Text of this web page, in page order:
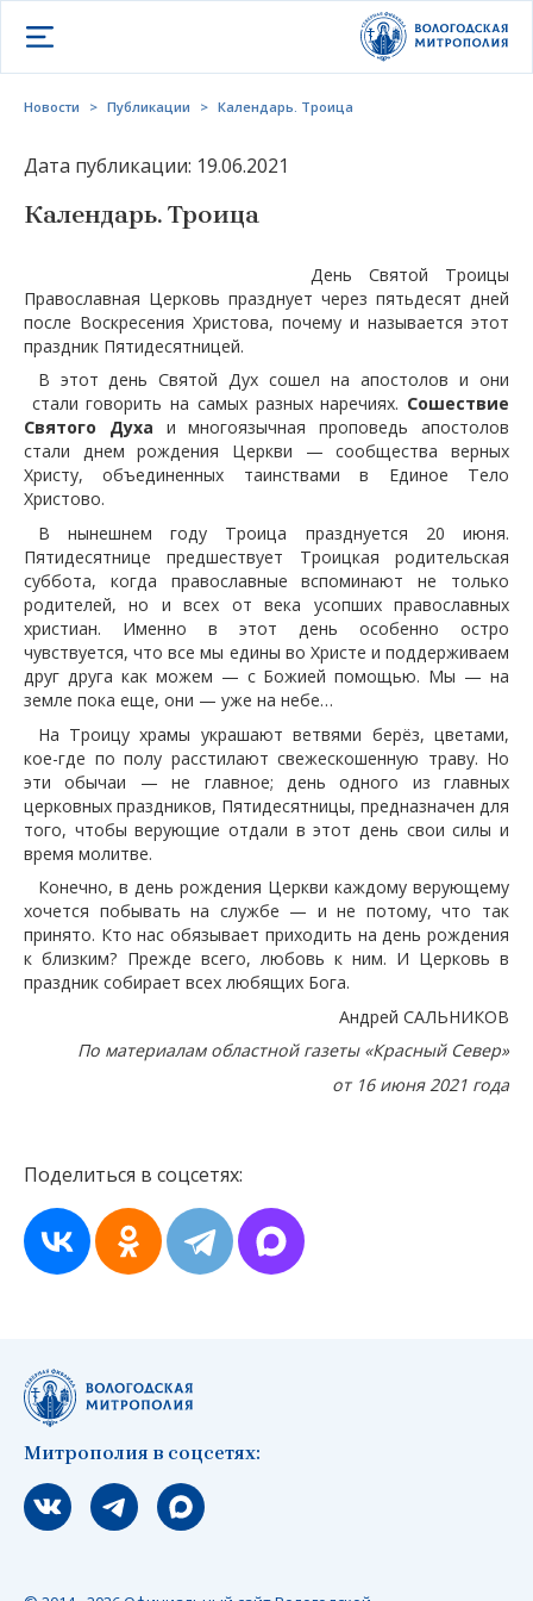
Открыть меню
Новости > Публикации > Календарь. Троица
Дата публикации: 19.06.2021
Календарь. Троица
День Святой Троицы
Православная Церковь празднует через пятьдесят дней
после Воскресения Христова, почему и называется этот
праздник Пятидесятницей.
В этот день Святой Дух сошел на апостолов и они
стали говорить на самых разных наречиях. Сошествие
Святого Духа и многоязычная проповедь апостолов
стали днем рождения Церкви — сообщества верных
Христу, объединенных таинствами в Единое Тело
Христово.
В нынешнем году Троица празднуется 20 июня.
Пятидесятнице предшествует Троицкая родительская
суббота, когда православные вспоминают не только
родителей, но и всех от века усопших православных
христиан. Именно в этот день особенно остро
чувствуется, что все мы едины во Христе и поддерживаем
друг друга как можем — с Божией помощью. Мы — на
земле пока еще, они — уже на небе…
На Троицу храмы украшают ветвями берёз, цветами,
кое-где по полу расстилают свежескошенную траву. Но
эти обычаи — не главное; день одного из главных
церковных праздников, Пятидесятницы, предназначен для
того, чтобы верующие отдали в этот день свои силы и
время молитве.
Конечно, в день рождения Церкви каждому верующему
хочется побывать на службе — и не потому, что так
принято. Кто нас обязывает приходить на день рождения
к близким? Прежде всего, любовь к ним. И Церковь в
праздник собирает всех любящих Бога.
Андрей САЛЬНИКОВ
По материалам областной газеты «Красный Север»
от 16 июня 2021 года
Поделиться в соцсетях:
Митрополия в соцсетях:
Мы вконтакте
Мы в telegram
Мы в Макс